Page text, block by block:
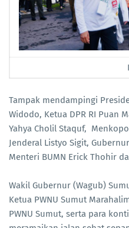
Tampak mendampingi
Widodo, Ketua DPR RI Puan
Yahya Cholil Staquf,
Jenderal Listyo Sigit,
Menteri BUMN Erick Thohir
Wakil Gubernur (Wagub)
Ketua PWNU Sumut
PWNU Sumut, serta para